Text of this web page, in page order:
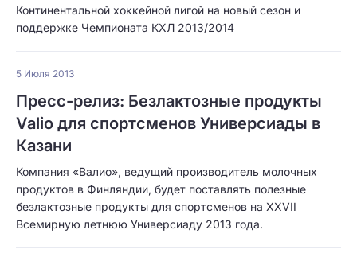
Континентальной хоккейной лигой на новый сезон и
поддержке Чемпионата КХЛ 2013/2014
5 Июля 2013
Пресс-релиз: Безлактозные продукты
Valio для спортсменов Универсиады в
Казани
Компания «Валио», ведущий производитель молочных
продуктов в Финляндии, будет поставлять полезные
безлактозные продукты для спортсменов на XXVII
Всемирную летнюю Универсиаду 2013 года.